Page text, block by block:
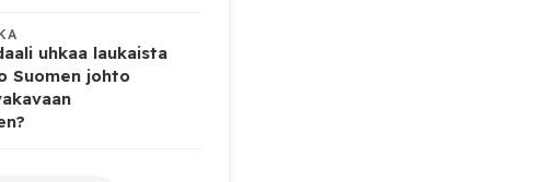
uhkaa laukaista
Suomen johto